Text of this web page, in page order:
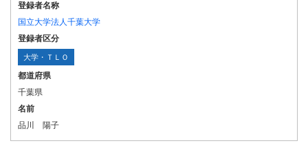
登録者名称
国立大学法人千葉大学
登録者区分
大学・ＴＬＯ
都道府県
千葉県
名前
品川 陽子